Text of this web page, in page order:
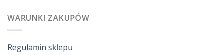
WARUNKI ZAKUPÓW
Regulamin sklepu